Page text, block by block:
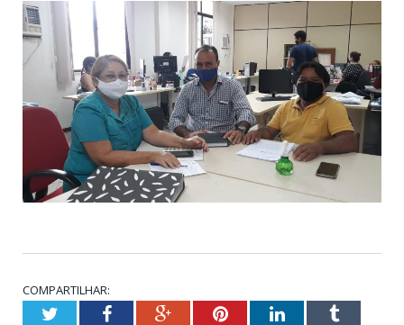
COMPARTILHAR:
TwitterFacebookGoogle+PinterestLinkedInTumblr